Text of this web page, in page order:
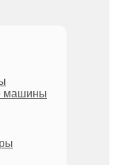
машины